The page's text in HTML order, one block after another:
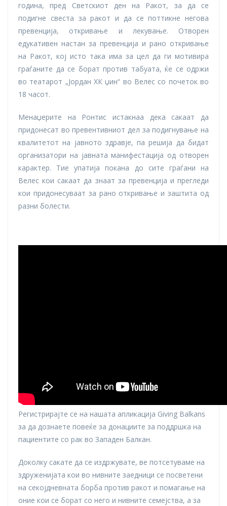
година, пред Светскиот ден на Ракот, за да се
подигне свеста за ракот и да се поттикне негова
превенција, откривање и лекување. Отворен
едукативен настан за превенција и рано откривање
на Ракот, кој исто така има за цел да ги мотивира
граѓаните да се борат против табуата, ќе се одржи
во театарот „Јордан ХК џин“ во Велес со почеток во
18 часот.
Менаџерите на Ронтис истакнаа дека сакаат да
придонесат во превентивниот дел за подигнување на
квалитетот на јавното здравје, па решија да бидат
организатори на јавната манифестација од отворен
карактер. Тие упатија покана до сите граѓани на
Велес кои сакаат да знаат за превенција и прегледи
кои придонесуваат за рано откривање и заштита од
разни болести.
Регистрирајте се на нашата апликација Giving Balkans
за да дознаете повеќе за донациите за поддршка на
пациентите со рак во Западен Балкан.
Доколку сакате да се издржувате, ве потсетуваме на
здруженијата кои во нивните заедници се посветени
на секојдневната борба против ракот и помагање на
оние кои се борат со него и нивните семејства, а за